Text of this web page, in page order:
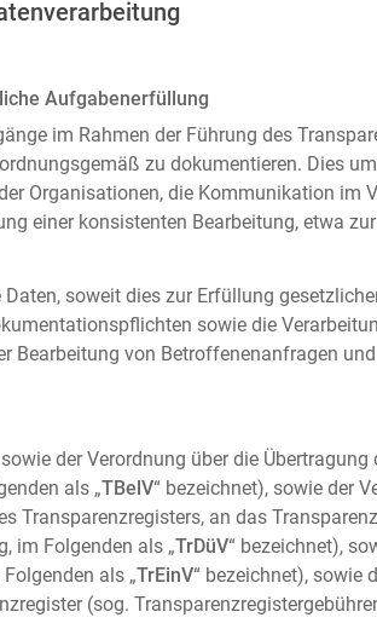
Aufgabenerfüllung
im Rahmen der Führung des
zu dokumentieren. Dies
Organisationen, die Kommunikation im
einer konsistenten Bearbeitung, etwa
soweit dies zur Erfüllung
sowie die
Bearbeitung von Betroffenenanfragen
der Verordnung über die
als „TBelV“ bezeichnet), sowie der
Transparenzregisters, an das
im Folgenden als „TrDüV“ bezeichnet),
als „TrEinV“ bezeichnet), sowie
(sog.